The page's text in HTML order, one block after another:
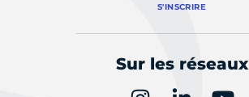
S'INSCRIRE
Sur les réseaux